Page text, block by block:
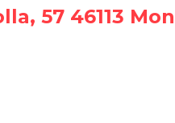
57 46113